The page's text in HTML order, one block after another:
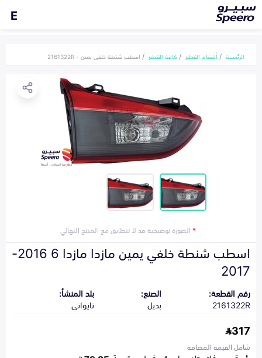
E
الرئيسية أقسام القطع كافة القطع اسطب شنطة خلفي يمين - 2161322R
*الصورة توضيحية قد لا تتطابق مع المنتج النهائي
اسطب شنطة خلفي يمين مازدا مازدا 6 2016-
2017
رقم القطعة:
2161322R
الصنع:
بديل
بلد المنشأ:
تايواني
317
شامل القيمة المضافة